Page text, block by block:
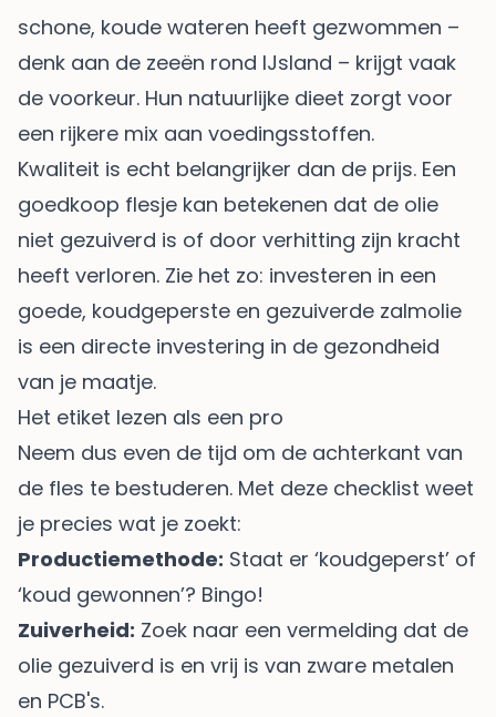
schone, koude wateren heeft gezwommen –
denk aan de zeeën rond IJsland – krijgt vaak
de voorkeur. Hun natuurlijke dieet zorgt voor
een rijkere mix aan voedingsstoffen.
Kwaliteit is echt belangrijker dan de prijs. Een
goedkoop flesje kan betekenen dat de olie
niet gezuiverd is of door verhitting zijn kracht
heeft verloren. Zie het zo: investeren in een
goede, koudgeperste en gezuiverde zalmolie
is een directe investering in de gezondheid
van je maatje.
Het etiket lezen als een pro
Neem dus even de tijd om de achterkant van
de fles te bestuderen. Met deze checklist weet
je precies wat je zoekt:
Productiemethode: Staat er ‘koudgeperst’ of
‘koud gewonnen’? Bingo!
Zuiverheid: Zoek naar een vermelding dat de
olie gezuiverd is en vrij is van zware metalen
en PCB's.